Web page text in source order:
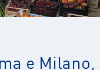
e Milano,